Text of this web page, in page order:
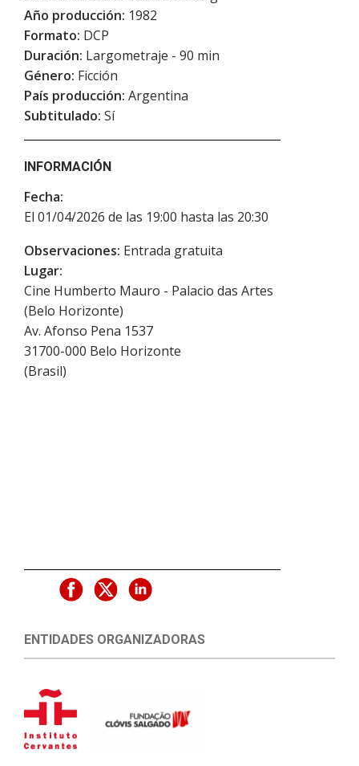
Año producción: 1982
Formato: DCP
Duración: Largometraje - 90 min
Género: Ficción
País producción: Argentina
Subtitulado: Sí
INFORMACIÓN
Fecha:
El 01/04/2026 de las 19:00 hasta las 20:30
Observaciones: Entrada gratuita
Lugar:
Cine Humberto Mauro - Palacio das Artes
(Belo Horizonte)
Av. Afonso Pena 1537
31700-000 Belo Horizonte
(Brasil)
ENTIDADES ORGANIZADORAS